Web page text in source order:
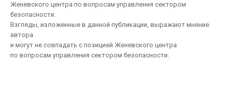
Женевского центра по вопросам управления сектором
безопасности.
Взгляды, изложенные в данной публикации, выражают мнение
авторa
и могут не совпадать с позицией Женевского центра
по вопросам управления сектором безопасности.